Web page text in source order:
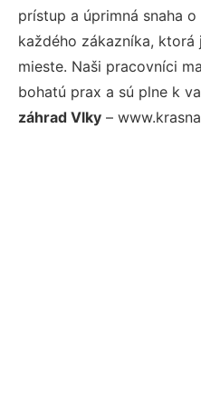
prístup a úprimná snaha
každého zákazníka,
mieste. Naši pracovníci
bohatú prax a sú plne k
záhrad Vlky –